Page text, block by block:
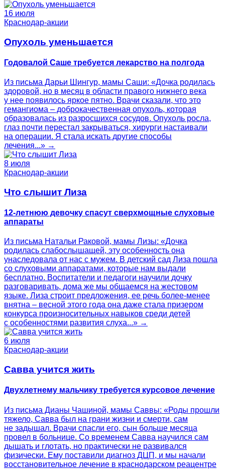
16 июля
Краснодар-акции
Опухоль уменьшается
Годовалой Саше требуется лекарство на полгода
Из письма Дарьи Шингур, мамы Саши: «Дочка родилась
здоровой, но в месяц в области правого нижнего века
у нее появилось яркое пятно. Врачи сказали, что это
гемангиома – доброкачественная опухоль, которая
образовалась из разросшихся сосудов. Опухоль росла,
глаз почти перестал закрываться, хирурги настаивали
на операции. Я стала искать другие способы
лечения...» →
8 июля
Краснодар-акции
Что слышит Лиза
12-летнюю девочку спасут сверхмощные слуховые
аппараты
Из письма Натальи Раковой, мамы Лизы: «Дочка
родилась слабослышащей, эту особенность она
унаследовала от нас с мужем. В детский сад Лиза пошла
со слуховыми аппаратами, которые нам выдали
бесплатно. Воспитатели и педагоги научили дочку
разговаривать, дома же мы общаемся на жестовом
языке. Лиза строит предложения, ее речь более-менее
внятна – весной этого года она даже стала призером
конкурса произносительных навыков среди детей
с особенностями развития слуха...» →
6 июля
Краснодар-акции
Савва учится жить
Двухлетнему мальчику требуется курсовое лечение
Из письма Дианы Чашиной, мамы Саввы: «Роды прошли
тяжело, Савва был на грани жизни и смерти, сам
не задышал. Врачи спасли его, сын больше месяца
провел в больнице. Со временем Савва научился сам
дышать и глотать, но практически не развивался
физически. Ему поставили диагноз ДЦП, и мы начали
восстановительное лечение в краснодарском реацентре